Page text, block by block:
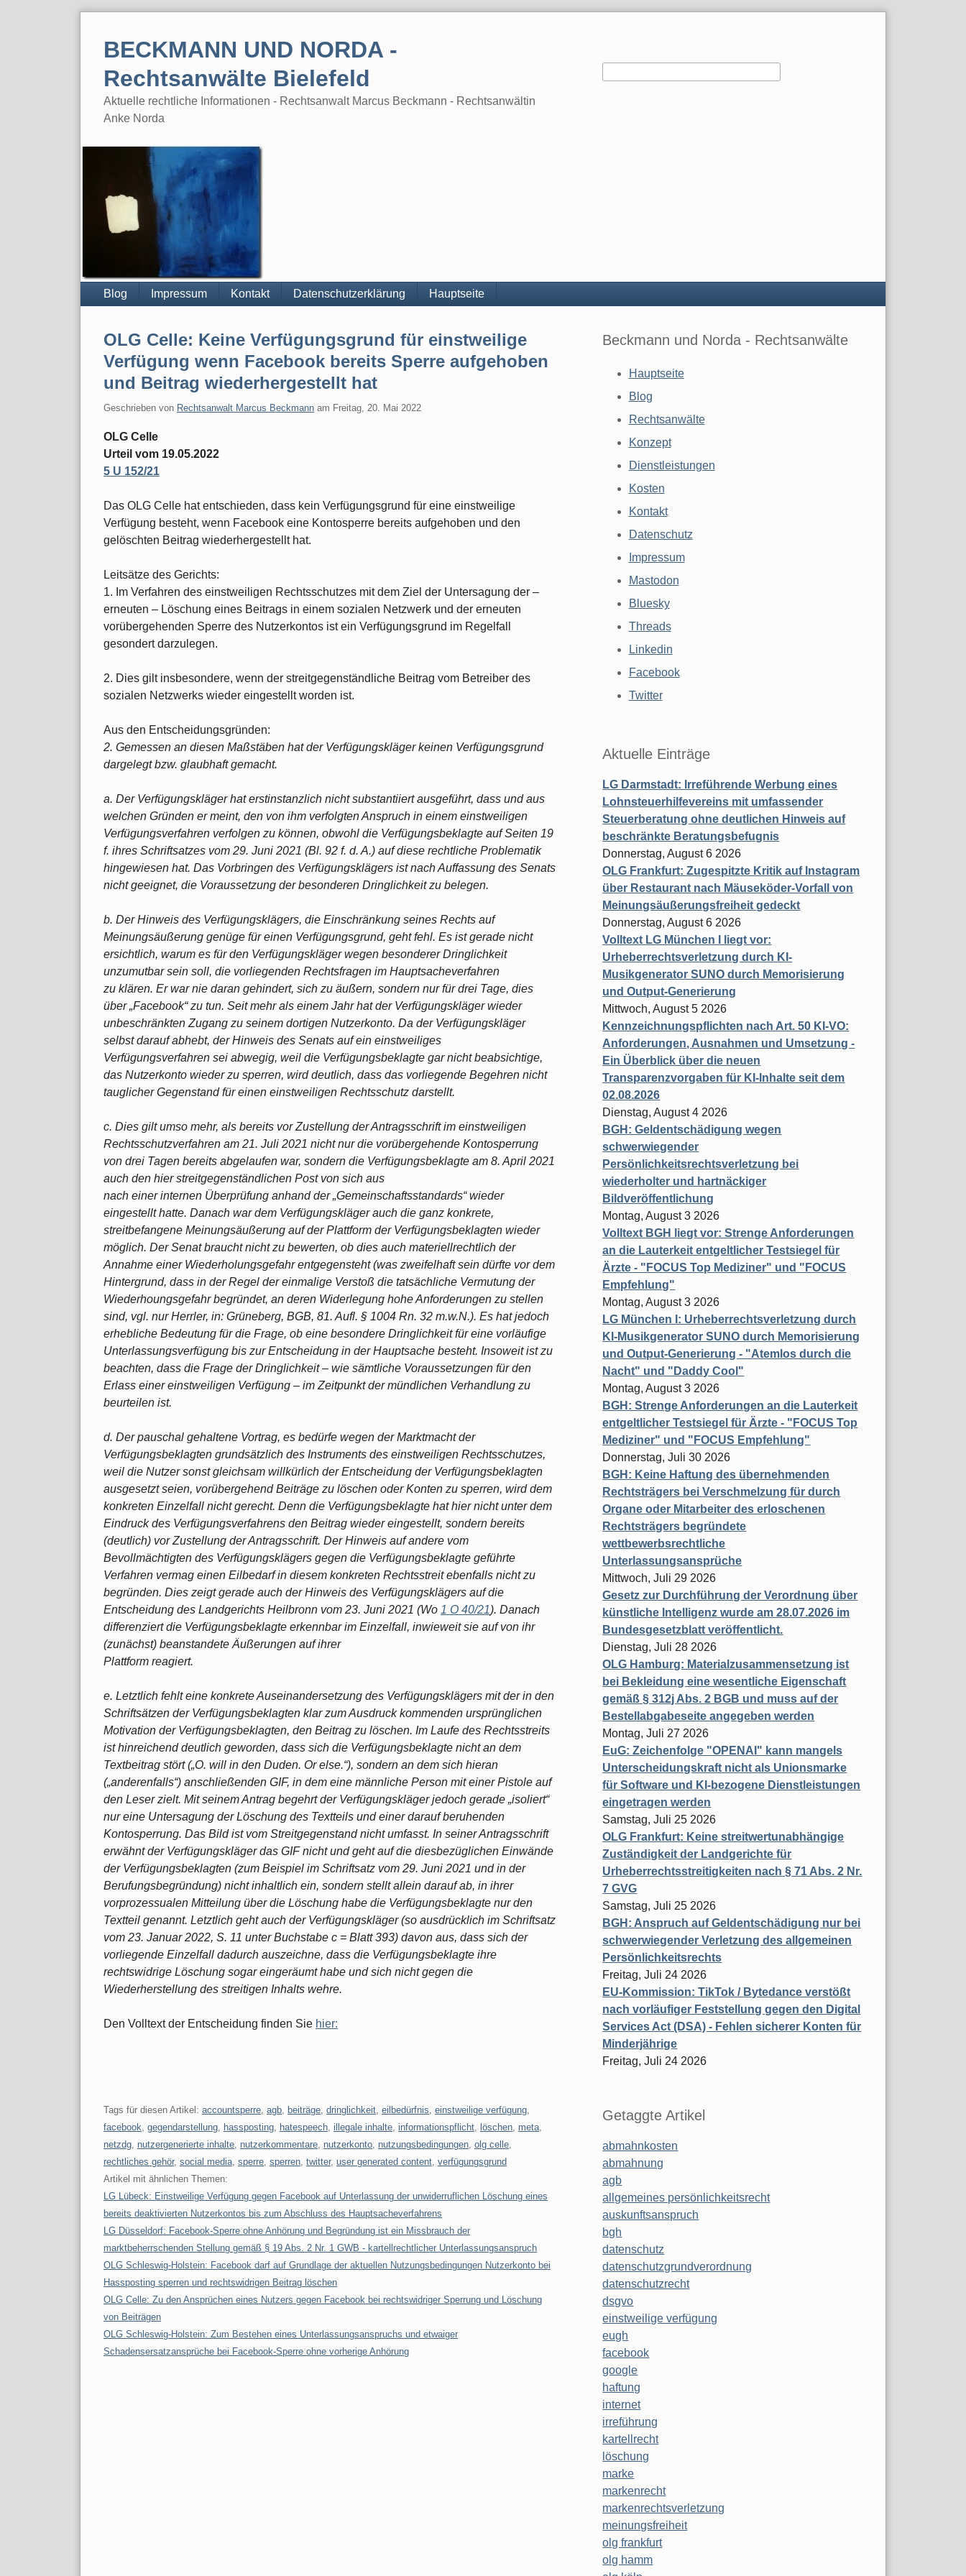
BECKMANN UND NORDA -
Rechtsanwälte Bielefeld
Aktuelle rechtliche Informationen - Rechtsanwalt Marcus Beckmann - Rechtsanwältin
Anke Norda
Blog Impressum Kontakt Datenschutzerklärung Hauptseite
OLG Celle: Keine Verfügungsgrund für einstweilige
Verfügung wenn Facebook bereits Sperre aufgehoben
und Beitrag wiederhergestellt hat
Geschrieben von Rechtsanwalt Marcus Beckmann am Freitag, 20. Mai 2022
OLG Celle
Urteil vom 19.05.2022
5 U 152/21
Das OLG Celle hat entschieden, dass kein Verfügungsgrund für eine einstweilige
Verfügung besteht, wenn Facebook eine Kontosperre bereits aufgehoben und den
gelöschten Beitrag wiederhergestellt hat.
Leitsätze des Gerichts:
1. Im Verfahren des einstweiligen Rechtsschutzes mit dem Ziel der Untersagung der –
erneuten – Löschung eines Beitrags in einem sozialen Netzwerk und der erneuten
vorübergehenden Sperre des Nutzerkontos ist ein Verfügungsgrund im Regelfall
gesondert darzulegen.
2. Dies gilt insbesondere, wenn der streitgegenständliche Beitrag vom Betreiber des
sozialen Netzwerks wieder eingestellt worden ist.
Aus den Entscheidungsgründen:
2. Gemessen an diesen Maßstäben hat der Verfügungskläger keinen Verfügungsgrund
dargelegt bzw. glaubhaft gemacht.
a. Der Verfügungskläger hat erstinstanzlich nicht substantiiert ausgeführt, dass und aus
welchen Gründen er meint, den von ihm verfolgten Anspruch in einem einstweiligen
Verfügungsverfahren verfolgen zu können, obwohl die Verfügungsbeklagte auf Seiten 19
f. ihres Schriftsatzes vom 29. Juni 2021 (Bl. 92 f. d. A.) auf diese rechtliche Problematik
hingewiesen hat. Das Vorbringen des Verfügungsklägers ist nach Auffassung des Senats
nicht geeignet, die Voraussetzung der besonderen Dringlichkeit zu belegen.
b. Der Hinweis des Verfügungsklägers, die Einschränkung seines Rechts auf
Meinungsäußerung genüge für einen Verfügungsgrund, geht fehl. Es ist gerade nicht
ersichtlich, warum es für den Verfügungskläger wegen besonderer Dringlichkeit
unzumutbar sein soll, die vorliegenden Rechtsfragen im Hauptsacheverfahren
zu klären. Er war nie daran gehindert, sich zu äußern, sondern nur für drei Tage, dies
über „Facebook“ zu tun. Seit mehr als einem Jahr hat der Verfügungskläger wieder
unbeschränkten Zugang zu seinem dortigen Nutzerkonto. Da der Verfügungskläger
selbst darauf abhebt, der Hinweis des Senats auf ein einstweiliges
Verfügungsverfahren sei abwegig, weil die Verfügungsbeklagte gar nicht beabsichtige,
das Nutzerkonto wieder zu sperren, wird deutlich, dass das vorliegende Begehren nicht
tauglicher Gegenstand für einen einstweiligen Rechtsschutz darstellt.
c. Dies gilt umso mehr, als bereits vor Zustellung der Antragsschrift im einstweiligen
Rechtsschutzverfahren am 21. Juli 2021 nicht nur die vorübergehende Kontosperrung
von drei Tagen bereits abgelaufen war, sondern die Verfügungsbeklagte am 8. April 2021
auch den hier streitgegenständlichen Post von sich aus
nach einer internen Überprüfung anhand der „Gemeinschaftsstandards“ wieder
eingestellt hatte. Danach war dem Verfügungskläger auch die ganz konkrete,
streitbefangene Meinungsäußerung auf der Plattform der Verfügungsbeklagten wieder
möglich. Der Senat braucht nicht zu bewerten, ob dies auch materiellrechtlich der
Annahme einer Wiederholungsgefahr entgegensteht (was zweifelhaft sein dürfte vor dem
Hintergrund, dass in der Regel der einmalige Verstoß die tatsächliche Vermutung der
Wiederhoungsgefahr begründet, an deren Widerlegung hohe Anforderungen zu stellen
sind, vgl. nur Herrler, in: Grüneberg, BGB, 81. Aufl. § 1004 Rn. 32 m.w.N.). Es hat jedoch
erhebliche Bedeutung für die Frage, ob eine besondere Dringlichkeit für eine vorläufige
Unterlassungsverfügung bis zur Entscheidung in der Hauptsache besteht. Insoweit ist zu
beachten, dass die Frage der Dringlichkeit – wie sämtliche Voraussetzungen für den
Erlass einer einstweiligen Verfügung – im Zeitpunkt der mündlichen Verhandlung zu
beurteilen ist.
d. Der pauschal gehaltene Vortrag, es bedürfe wegen der Marktmacht der
Verfügungsbeklagten grundsätzlich des Instruments des einstweiligen Rechtsschutzes,
weil die Nutzer sonst gleichsam willkürlich der Entscheidung der Verfügungsbeklagten
ausgesetzt seien, vorübergehend Beiträge zu löschen oder Konten zu sperren, wird dem
konkreten Einzelfall nicht gerecht. Denn die Verfügungsbeklagte hat hier nicht unter dem
Eindruck des Verfügungsverfahrens den Beitrag wieder eingestellt, sondern bereits
(deutlich) vor Zustellung der Antragsschrift. Der Hinweis auf andere vom
Bevollmächtigten des Verfügungsklägers gegen die Verfügungsbeklagte geführte
Verfahren vermag einen Eilbedarf in diesem konkreten Rechtsstreit ebenfalls nicht zu
begründen. Dies zeigt gerade auch der Hinweis des Verfügungsklägers auf die
Entscheidung des Landgerichts Heilbronn vom 23. Juni 2021 (Wo 1 O 40/21). Danach
differenziert die Verfügungsbeklagte erkennbar im Einzelfall, inwieweit sie auf von ihr
(zunächst) beanstandete Äußerungen auf ihrer
Plattform reagiert.
e. Letztlich fehlt eine konkrete Auseinandersetzung des Verfügungsklägers mit der in den
Schriftsätzen der Verfügungsbeklagten klar zum Ausdruck kommenden ursprünglichen
Motivation der Verfügungsbeklagten, den Beitrag zu löschen. Im Laufe des Rechtsstreits
ist hinreichend deutlich geworden, dass sich die Verfügungsbeklagte nicht an dem
Textbeitrag stört („O. will in den Duden. Or else.“), sondern an dem sich hieran
(„anderenfalls“) anschließenden GIF, in dem eine männliche Person mit einer Pistole auf
den Leser zielt. Mit seinem Antrag begehrt der Verfügungskläger jedoch gerade „isoliert“
nur eine Untersagung der Löschung des Textteils und einer darauf beruhenden
Kontosperrung. Das Bild ist vom Streitgegenstand nicht umfasst. In seiner Antragsschrift
erwähnt der Verfügungskläger das GIF nicht und geht auf die diesbezüglichen Einwände
der Verfügungsbeklagten (zum Beispiel im Schriftsatz vom 29. Juni 2021 und in der
Berufungsbegründung) nicht inhaltlich ein, sondern stellt allein darauf ab, in ihrer
vorprozessualen Mitteilung über die Löschung habe die Verfügungsbeklagte nur den
Textteil genannt. Letztlich geht auch der Verfügungskläger (so ausdrücklich im Schriftsatz
vom 23. Januar 2022, S. 11 unter Buchstabe c = Blatt 393) davon aus, dass sich der
vorliegende Einzelfall dadurch auszeichne, dass die Verfügungsbeklagte ihre
rechtswidrige Löschung sogar eingeräumt habe und sich nicht gegen die
Wiederherstellung des streitigen Inhalts wehre.
Den Volltext der Entscheidung finden Sie hier:
Tags für diesen Artikel: accountsperre agb beiträge dringlichkeit eilbedürfnis einstweilige verfügung
facebook gegendarstellung hassposting hatespeech illegale inhalte informationspflicht löschen meta
netzdg nutzergenerierte inhalte nutzerkommentare nutzerkonto nutzungsbedingungen olg celle
rechtliches gehör, social media sperre sperren twitter, user generated content verfügungsgrund
Artikel mit ähnlichen Themen:
LG Lübeck: Einstweilige Verfügung gegen Facebook auf Unterlassung der unwiderruflichen Löschung eines
bereits deaktivierten Nutzerkontos bis zum Abschluss des Hauptsacheverfahrens
LG Düsseldorf: Facebook-Sperre ohne Anhörung und Begründung ist ein Missbrauch der
marktbeherrschenden Stellung gemäß § 19 Abs. 2 Nr. 1 GWB - kartellrechtlicher Unterlassungsanspruch
OLG Schleswig-Holstein: Facebook darf auf Grundlage der aktuellen Nutzungsbedingungen Nutzerkonto bei
Hassposting sperren und rechtswidrigen Beitrag löschen
OLG Celle: Zu den Ansprüchen eines Nutzers gegen Facebook bei rechtswidriger Sperrung und Löschung
von Beiträgen
OLG Schleswig-Holstein: Zum Bestehen eines Unterlassungsanspruchs und etwaiger
Schadensersatzansprüche bei Facebook-Sperre ohne vorherige Anhörung
Beckmann und Norda - Rechtsanwälte
Hauptseite
Blog
Rechtsanwälte
Konzept
Dienstleistungen
Kosten
Kontakt
Datenschutz
Impressum
Mastodon
Bluesky
Threads
Linkedin
Facebook
Twitter
Aktuelle Einträge
LG Darmstadt: Irreführende Werbung eines
Lohnsteuerhilfevereins mit umfassender
Steuerberatung ohne deutlichen Hinweis auf
beschränkte Beratungsbefugnis
Donnerstag, August 6 2026
OLG Frankfurt: Zugespitzte Kritik auf Instagram
über Restaurant nach Mäuseköder-Vorfall von
Meinungsäußerungsfreiheit gedeckt
Donnerstag, August 6 2026
Volltext LG München I liegt vor:
Urheberrechtsverletzung durch KI-
Musikgenerator SUNO durch Memorisierung
und Output-Generierung
Mittwoch, August 5 2026
Kennzeichnungspflichten nach Art. 50 KI-VO:
Anforderungen, Ausnahmen und Umsetzung -
Ein Überblick über die neuen
Transparenzvorgaben für KI-Inhalte seit dem
02.08.2026
Dienstag, August 4 2026
BGH: Geldentschädigung wegen
schwerwiegender
Persönlichkeitsrechtsverletzung bei
wiederholter und hartnäckiger
Bildveröffentlichung
Montag, August 3 2026
Volltext BGH liegt vor: Strenge Anforderungen
an die Lauterkeit entgeltlicher Testsiegel für
Ärzte - "FOCUS Top Mediziner" und "FOCUS
Empfehlung"
Montag, August 3 2026
LG München I: Urheberrechtsverletzung durch
KI-Musikgenerator SUNO durch Memorisierung
und Output-Generierung - "Atemlos durch die
Nacht" und "Daddy Cool"
Montag, August 3 2026
BGH: Strenge Anforderungen an die Lauterkeit
entgeltlicher Testsiegel für Ärzte - "FOCUS Top
Mediziner" und "FOCUS Empfehlung"
Donnerstag, Juli 30 2026
BGH: Keine Haftung des übernehmenden
Rechtsträgers bei Verschmelzung für durch
Organe oder Mitarbeiter des erloschenen
Rechtsträgers begründete
wettbewerbsrechtliche
Unterlassungsansprüche
Mittwoch, Juli 29 2026
Gesetz zur Durchführung der Verordnung über
künstliche Intelligenz wurde am 28.07.2026 im
Bundesgesetzblatt veröffentlicht.
Dienstag, Juli 28 2026
OLG Hamburg: Materialzusammensetzung ist
bei Bekleidung eine wesentliche Eigenschaft
gemäß § 312j Abs. 2 BGB und muss auf der
Bestellabgabeseite angegeben werden
Montag, Juli 27 2026
EuG: Zeichenfolge "OPENAI" kann mangels
Unterscheidungskraft nicht als Unionsmarke
für Software und KI-bezogene Dienstleistungen
eingetragen werden
Samstag, Juli 25 2026
OLG Frankfurt: Keine streitwertunabhängige
Zuständigkeit der Landgerichte für
Urheberrechtsstreitigkeiten nach § 71 Abs. 2 Nr.
7 GVG
Samstag, Juli 25 2026
BGH: Anspruch auf Geldentschädigung nur bei
schwerwiegender Verletzung des allgemeinen
Persönlichkeitsrechts
Freitag, Juli 24 2026
EU-Kommission: TikTok / Bytedance verstößt
nach vorläufiger Feststellung gegen den Digital
Services Act (DSA) - Fehlen sicherer Konten für
Minderjährige
Freitag, Juli 24 2026
Getaggte Artikel
abmahnkosten
abmahnung
agb
allgemeines persönlichkeitsrecht
auskunftsanspruch
bgh
datenschutz
datenschutzgrundverordnung
datenschutzrecht
dsgvo
einstweilige verfügung
eugh
facebook
google
haftung
internet
irreführung
kartellrecht
löschung
marke
markenrecht
markenrechtsverletzung
meinungsfreiheit
olg frankfurt
olg hamm